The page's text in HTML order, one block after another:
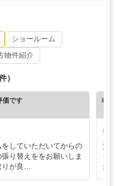
ショールーム
物件紹介
）
価です
していただいてからの
り替えををお願いしま
が良…
※ホ
賃
ち
た